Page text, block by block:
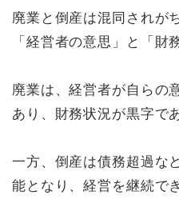
廃業と倒産は混同されが
「経営者の意思」と「財
廃業は、経営者が自らの
あり、財務状況が黒字で
一方、倒産は債務超過な
能となり、経営を継続で